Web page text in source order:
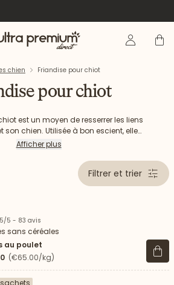
Se Panier
chien Friandise pour chiot
pour chiot
est un moyen de resserrer les liens
son chien. Utilisée à bon escient, elle
l’éducation de votre chiot.
Afficher plus
Filtrer et trier
5 - 83 avis
sans céréales
au poulet
(€65.00/kg) Voir